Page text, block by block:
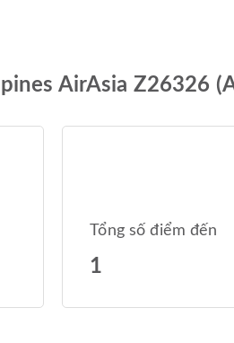
AirAsia Z26326
Tổng số điểm đến
1